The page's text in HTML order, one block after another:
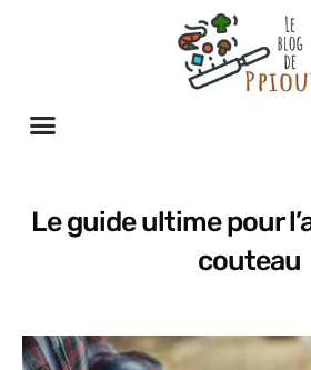
Le guide ultime pour
couteau